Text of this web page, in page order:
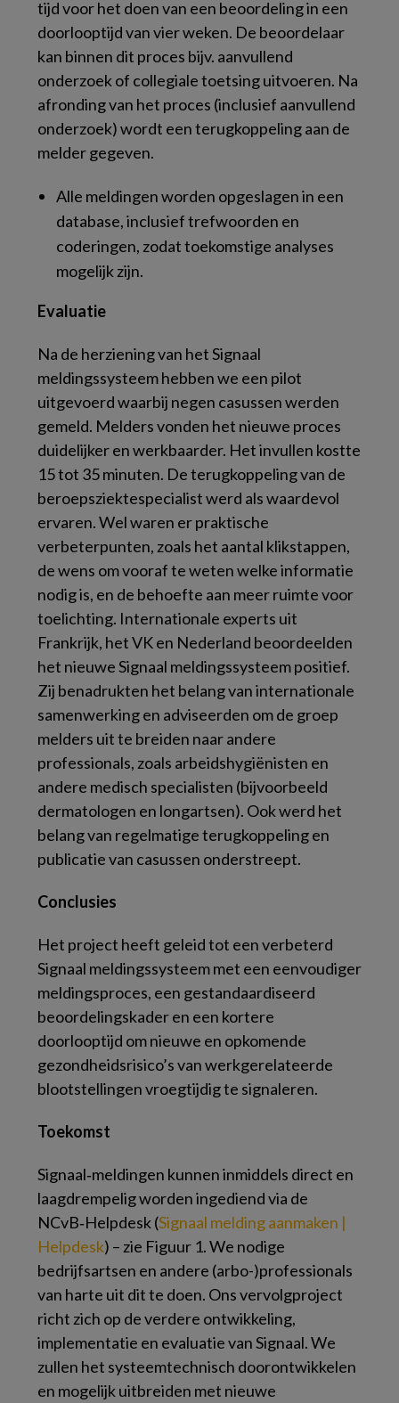
tijd voor het doen van een beoordeling in een
doorlooptijd van vier weken. De beoordelaar
kan binnen dit proces bijv. aanvullend
onderzoek of collegiale toetsing uitvoeren. Na
afronding van het proces (inclusief aanvullend
onderzoek) wordt een terugkoppeling aan de
melder gegeven.
Alle meldingen worden opgeslagen in een
database, inclusief trefwoorden en
coderingen, zodat toekomstige analyses
mogelijk zijn.
Evaluatie
Na de herziening van het Signaal
meldingssysteem hebben we een pilot
uitgevoerd waarbij negen casussen werden
gemeld. Melders vonden het nieuwe proces
duidelijker en werkbaarder. Het invullen kostte
15 tot 35 minuten. De terugkoppeling van de
beroepsziektespecialist werd als waardevol
ervaren. Wel waren er praktische
verbeterpunten, zoals het aantal klikstappen,
de wens om vooraf te weten welke informatie
nodig is, en de behoefte aan meer ruimte voor
toelichting. Internationale experts uit
Frankrijk, het VK en Nederland beoordeelden
het nieuwe Signaal meldingssysteem positief.
Zij benadrukten het belang van internationale
samenwerking en adviseerden om de groep
melders uit te breiden naar andere
professionals, zoals arbeidshygiënisten en
andere medisch specialisten (bijvoorbeeld
dermatologen en longartsen). Ook werd het
belang van regelmatige terugkoppeling en
publicatie van casussen onderstreept.
Conclusies
Het project heeft geleid tot een verbeterd
Signaal meldingssysteem met een eenvoudiger
meldingsproces, een gestandaardiseerd
beoordelingskader en een kortere
doorlooptijd om nieuwe en opkomende
gezondheidsrisico’s van werkgerelateerde
blootstellingen vroegtijdig te signaleren.
Toekomst
Signaal‑meldingen kunnen inmiddels direct en
laagdrempelig worden ingediend via de
NCvB‑Helpdesk (Signaal melding aanmaken |
Helpdesk) – zie Figuur 1. We nodige
bedrijfsartsen en andere (arbo-)professionals
van harte uit dit te doen. Ons vervolgproject
richt zich op de verdere ontwikkeling,
implementatie en evaluatie van Signaal. We
zullen het systeemtechnisch doorontwikkelen
en mogelijk uitbreiden met nieuwe